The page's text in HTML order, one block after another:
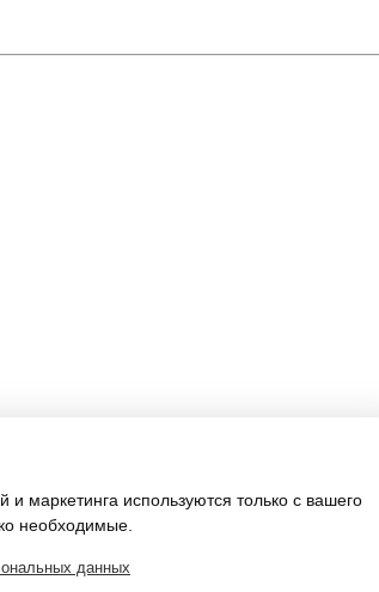
маркетинга используются только с вашего
необходимые.
данных